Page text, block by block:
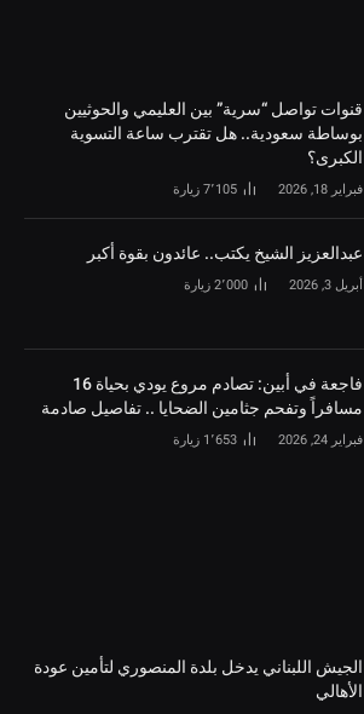
قنوات تواصل “سرية” بين العليمي والحوثيين
بوساطة سعودية.. هل تقترب ساعة التسوية
الكبرى؟
فبراير 18, 2026 7٬105 زيارة
‏عبدالعزيز الشيخ يكتب.. عائدون بقوة أكبر
أبريل 3, 2026 2٬000 زيارة
فاجعة في أبين: تصادم مروع يودي بحياة 16
مسافراً وتفحم جثامين الضحايا .. تفاصيل صادمة
فبراير 24, 2026 1٬653 زيارة
الجيش اللبناني يدخل بلدة المنصوري لتأمين عودة
الأهالي